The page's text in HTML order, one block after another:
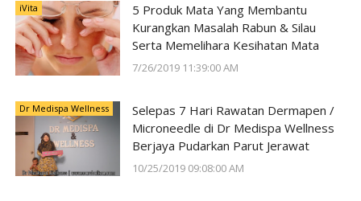
iVita
5 Produk Mata Yang Membantu
Kurangkan Masalah Rabun & Silau
Serta Memelihara Kesihatan Mata
7/26/2019 11:39:00 AM
Dr Medispa Wellness
Selepas 7 Hari Rawatan Dermapen /
Microneedle di Dr Medispa Wellness
Berjaya Pudarkan Parut Jerawat
10/25/2019 09:08:00 AM